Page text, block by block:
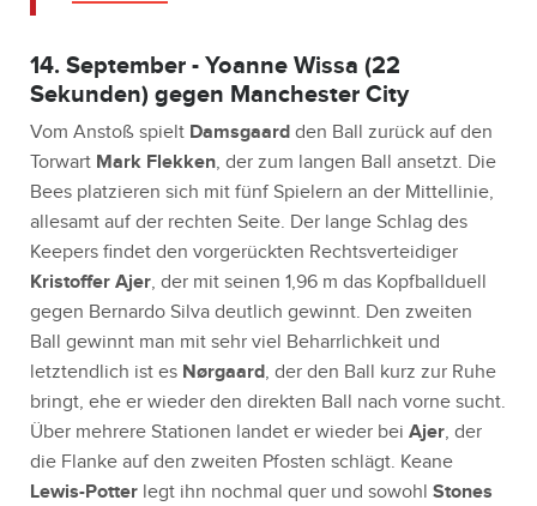
14. September - Yoanne Wissa (22
Sekunden) gegen Manchester City
Vom Anstoß spielt Damsgaard den Ball zurück auf den
Torwart Mark Flekken, der zum langen Ball ansetzt. Die
Bees platzieren sich mit fünf Spielern an der Mittellinie,
allesamt auf der rechten Seite. Der lange Schlag des
Keepers findet den vorgerückten Rechtsverteidiger
Kristoffer Ajer, der mit seinen 1,96 m das Kopfballduell
gegen Bernardo Silva deutlich gewinnt. Den zweiten
Ball gewinnt man mit sehr viel Beharrlichkeit und
letztendlich ist es Nørgaard, der den Ball kurz zur Ruhe
bringt, ehe er wieder den direkten Ball nach vorne sucht.
Über mehrere Stationen landet er wieder bei Ajer, der
die Flanke auf den zweiten Pfosten schlägt. Keane
Lewis-Potter legt ihn nochmal quer und sowohl Stones